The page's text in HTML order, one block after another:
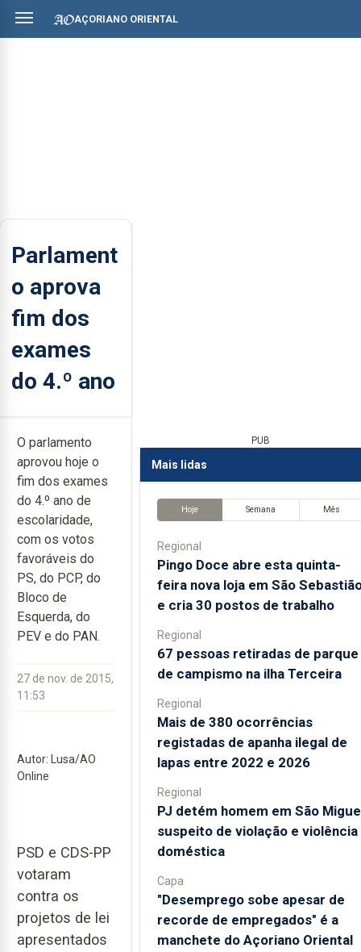
AÇORIANO ORIENTAL
Parlament
o aprova
fim dos
exames
do 4.º ano
O parlamento
aprovou hoje o
fim dos exames
do 4.º ano de
escolaridade,
com os votos
favoráveis do
PS, do PCP, do
Bloco de
Esquerda, do
PEV e do PAN.
27 de nov. de 2015,
11:53
Autor: Lusa/AO
Online
PSD e CDS-PP
votaram
contra os
projetos de lei
apresentados
PUB
Mais lidas
Hoje Semana Mês
Regional
Pingo Doce abre esta quinta-
feira nova loja em São
e cria 30 postos de trabalho
Regional
67 pessoas retiradas de parque
de campismo na ilha Terceira
Regional
Mais de 380 ocorrências
registadas de apanha ilegal de
lapas entre 2022 e 2026
Regional
PJ detém homem em São
suspeito de violação e violência
doméstica
Capa
"Desemprego sobe apesar de
recorde de empregados" é a
manchete do Açoriano Oriental